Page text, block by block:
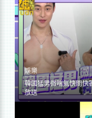
娛樂
韓國猛男微喘氣快問快
放送